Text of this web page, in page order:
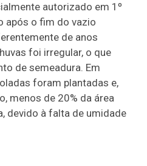
autorizado em 1º
após o fim do vazio
de anos
foi irregular, o que
de semeadura. Em
foram plantadas e,
menos de 20% da área
devido à falta de umidade